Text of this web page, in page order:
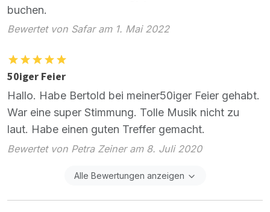
buchen.
Bewertet von Safar am 1. Mai 2022
50iger Feier
Hallo. Habe Bertold bei meiner50iger Feier gehabt.
War eine super Stimmung. Tolle Musik nicht zu
laut. Habe einen guten Treffer gemacht.
Bewertet von Petra Zeiner am 8. Juli 2020
Alle Bewertungen anzeigen